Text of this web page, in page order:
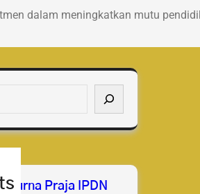
dalam meningkatkan mutu
Purna Praja IPDN